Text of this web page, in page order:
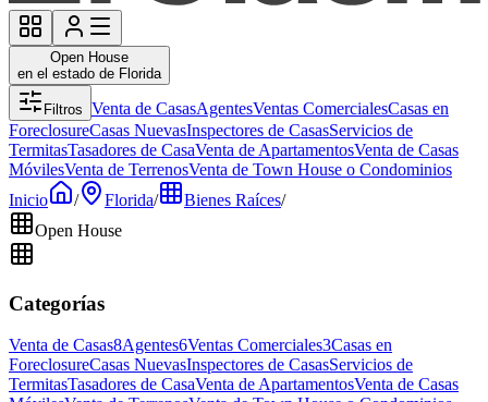
Open House
en el estado de Florida
Filtros Venta de CasasAgentesVentas ComercialesCasas en
ForeclosureCasas NuevasInspectores de CasasServicios de
TermitasTasadores de CasaVenta de ApartamentosVenta de Casas
MóvilesVenta de TerrenosVenta de Town House o Condominios
Inicio
/ Florida/ Bienes Raíces/
Open House
Categorías
Venta de Casas8Agentes6Ventas Comerciales3Casas en
ForeclosureCasas NuevasInspectores de CasasServicios de
TermitasTasadores de CasaVenta de ApartamentosVenta de Casas